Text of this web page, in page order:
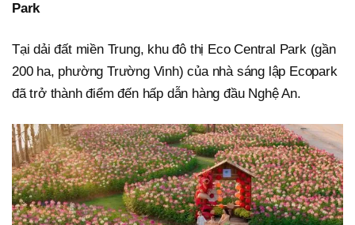
Park
Tại dải đất miền Trung, khu đô thị Eco Central Park (gần
200 ha, phường Trường Vinh) của nhà sáng lập Ecopark
đã trở thành điểm đến hấp dẫn hàng đầu Nghệ An.